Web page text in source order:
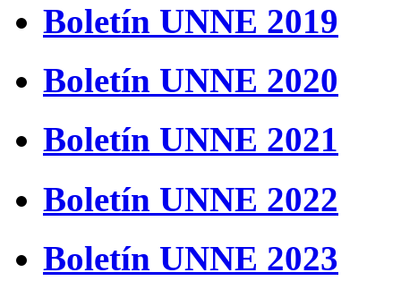
Boletín UNNE 2019
Boletín UNNE 2020
Boletín UNNE 2021
Boletín UNNE 2022
Boletín UNNE 2023